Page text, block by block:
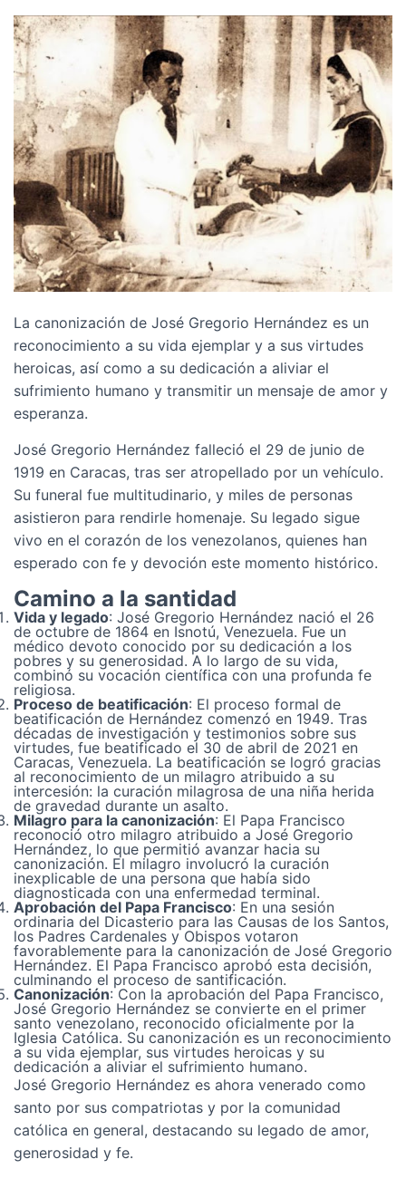
La canonización de José Gregorio Hernández es un
reconocimiento a su vida ejemplar y a sus virtudes
heroicas, así como a su dedicación a aliviar el
sufrimiento humano y transmitir un mensaje de amor y
esperanza.
José Gregorio Hernández falleció el 29 de junio de
1919 en Caracas, tras ser atropellado por un vehículo.
Su funeral fue multitudinario, y miles de personas
asistieron para rendirle homenaje. Su legado sigue
vivo en el corazón de los venezolanos, quienes han
esperado con fe y devoción este momento histórico.
Camino a la santidad
Vida y legado: José Gregorio Hernández nació el 26
de octubre de 1864 en Isnotú, Venezuela. Fue un
médico devoto conocido por su dedicación a los
pobres y su generosidad. A lo largo de su vida,
combinó su vocación científica con una profunda fe
religiosa.
Proceso de beatificación: El proceso formal de
beatificación de Hernández comenzó en 1949. Tras
décadas de investigación y testimonios sobre sus
virtudes, fue beatificado el 30 de abril de 2021 en
Caracas, Venezuela. La beatificación se logró gracias
al reconocimiento de un milagro atribuido a su
intercesión: la curación milagrosa de una niña herida
de gravedad durante un asalto.
Milagro para la canonización: El Papa Francisco
reconoció otro milagro atribuido a José Gregorio
Hernández, lo que permitió avanzar hacia su
canonización. El milagro involucró la curación
inexplicable de una persona que había sido
diagnosticada con una enfermedad terminal.
Aprobación del Papa Francisco: En una sesión
ordinaria del Dicasterio para las Causas de los Santos,
los Padres Cardenales y Obispos votaron
favorablemente para la canonización de José Gregorio
Hernández. El Papa Francisco aprobó esta decisión,
culminando el proceso de santificación.
Canonización: Con la aprobación del Papa Francisco,
José Gregorio Hernández se convierte en el primer
santo venezolano, reconocido oficialmente por la
Iglesia Católica. Su canonización es un reconocimiento
a su vida ejemplar, sus virtudes heroicas y su
dedicación a aliviar el sufrimiento humano.
José Gregorio Hernández es ahora venerado como
santo por sus compatriotas y por la comunidad
católica en general, destacando su legado de amor,
generosidad y fe.